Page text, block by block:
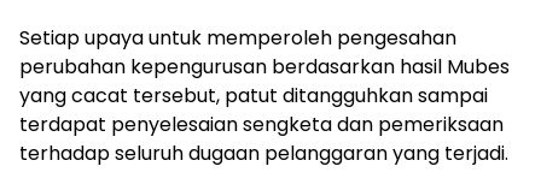
Setiap upaya untuk memperoleh pengesahan
perubahan kepengurusan berdasarkan hasil Mubes
yang cacat tersebut, patut ditangguhkan sampai
terdapat penyelesaian sengketa dan pemeriksaan
terhadap seluruh dugaan pelanggaran yang terjadi.